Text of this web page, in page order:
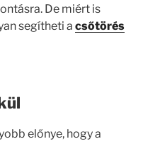
De miért is
segítheti a csőtörés
előnye, hogy a